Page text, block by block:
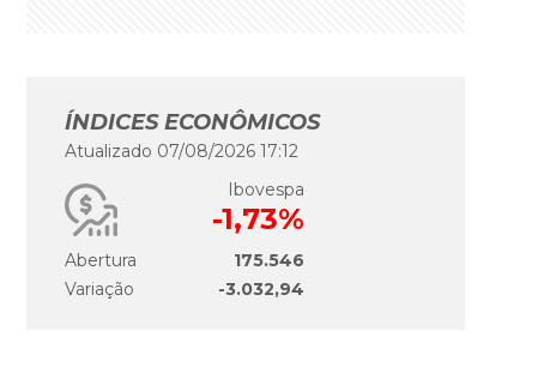
ÍNDICES ECONÔMICOS
Atualizado 07/08/2026 17:12
Ibovespa
-1,73%
Abertura
175.546
Variação
-3.032,94